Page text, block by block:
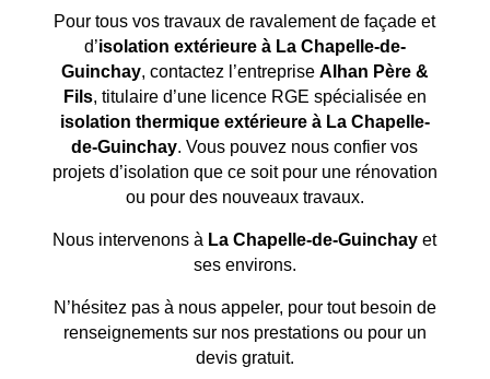
Pour tous vos travaux de ravalement de façade et
d’isolation extérieure à La Chapelle-de-
Guinchay, contactez l’entreprise Alhan Père &
Fils, titulaire d’une licence RGE spécialisée en
isolation thermique extérieure à La Chapelle-
de-Guinchay. Vous pouvez nous confier vos
projets d’isolation que ce soit pour une rénovation
ou pour des nouveaux travaux.
Nous intervenons à La Chapelle-de-Guinchay et
ses environs.
N’hésitez pas à nous appeler, pour tout besoin de
renseignements sur nos prestations ou pour un
devis gratuit.